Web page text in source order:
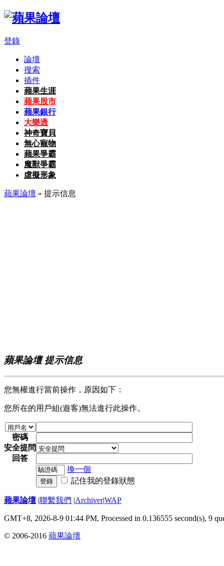
登錄
論壇
搜索
插件
蘋果生涯
蘋果股市
蘋果銀行
大樂透
神奇寶貝
無心寵物
蘋果爭霸
魔獸爭霸
虛擬形象
蘋果論壇 » 提示信息
蘋果論壇 提示信息
您無權進行當前操作，原因如下：
您所在的用戶組(遊客)無法進行此操作。
密碼
安全提問
回答
換一個
登錄 記住我的登錄狀態
蘋果論壇 |聯繫我們 |Archiver|WAP
GMT+8, 2026-8-9 01:44 PM, Processed in 0.136555 second(s), 9
© 2006-2016 蘋果論壇